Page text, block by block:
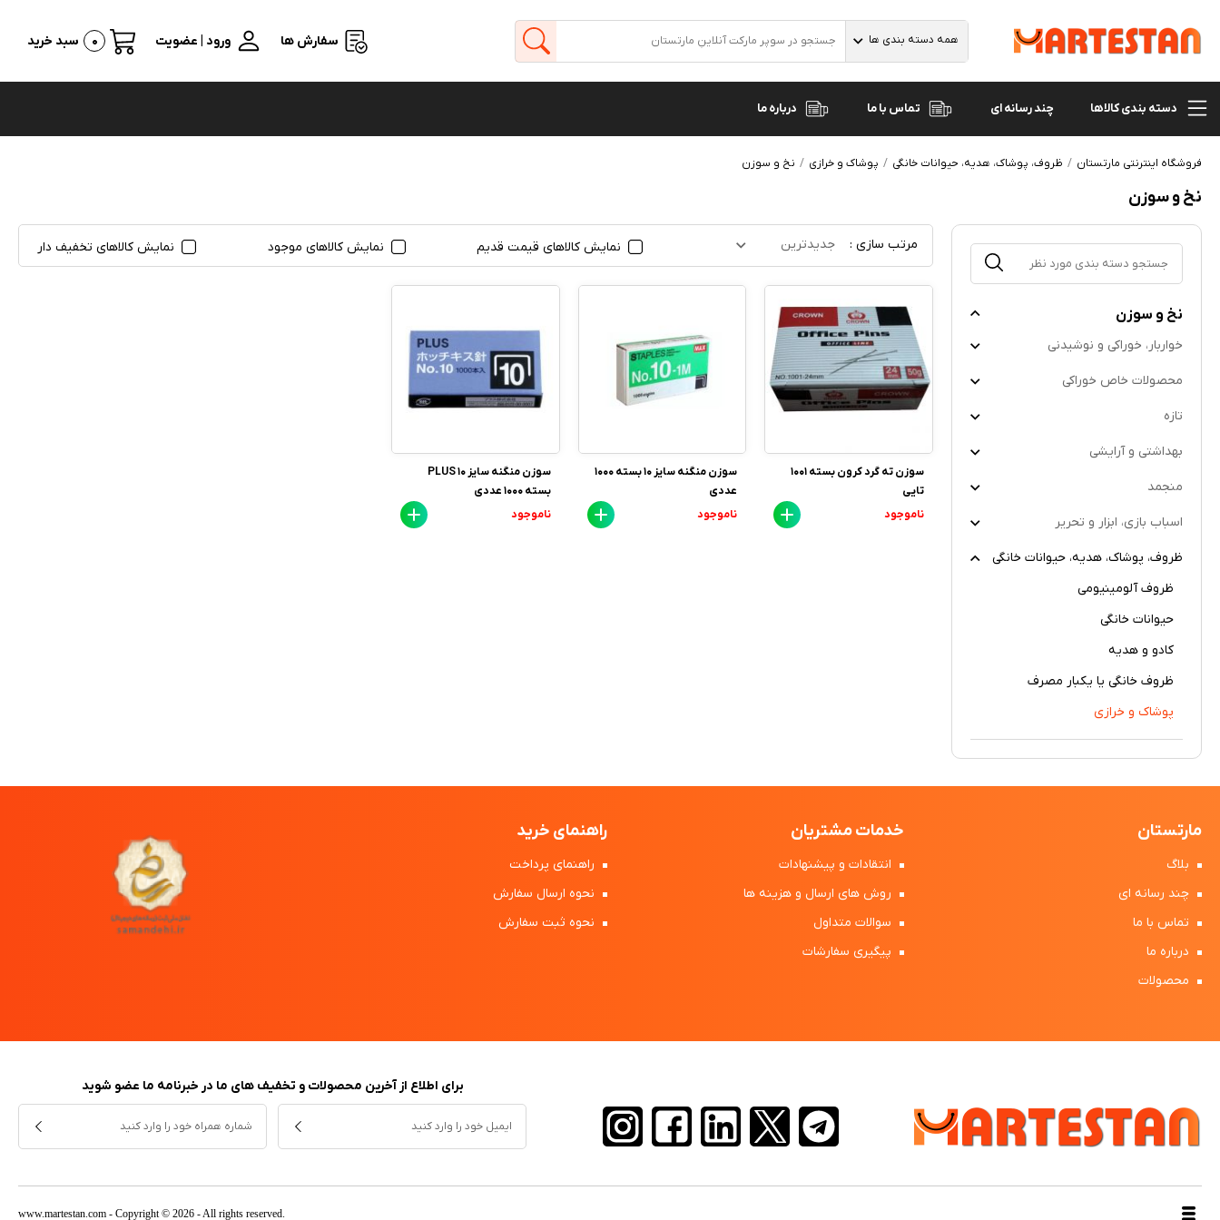
همه دسته بندی ها سفارش ها ورود | عضویت 0 سبد خرید
دسته بندی کالاها چند رسانه ای تماس با ما درباره ما
فروشگاه اینترنتی مارتستان ظروف، پوشاک، هدیه، حیوانات خانگی پوشاک و خرازی نخ و سوزن
نخ و سوزن
نخ و سوزن
خواربار، خوراکی و نوشیدنی
محصولات خاص خوراکی
تازه
بهداشتی و آرایشی
منجمد
اسباب بازی، ابزار و تحریر
ظروف، پوشاک، هدیه، حیوانات خانگی
ظروف آلومینیومی
حیوانات خانگی
کادو و هدیه
ظروف خانگی یا یکبار مصرف
پوشاک و خرازی
مرتب سازی : جدیدترین نمایش کالاهای قیمت قدیم نمایش کالاهای موجود نمایش کالاهای تخفیف دار
سوزن ته گرد کرون بسته 1001
تایی
ناموجود
سوزن منگنه سایز 10 بسته 1000
عددی
ناموجود
سوزن منگنه سایز 10 PLUS
بسته 1000 عددی
ناموجود
مارتستان
بلاگ
چند رسانه ای
تماس با ما
درباره ما
محصولات
خدمات مشتریان
انتقادات و پیشنهادات
روش های ارسال و هزینه ها
سوالات متداول
پیگیری سفارشات
راهنمای خرید
راهنمای پرداخت
نحوه ارسال سفارش
نحوه ثبت سفارش
برای اطلاع از آخرین محصولات و تخفیف های ما در خبرنامه ما عضو شوید
www.martestan.com - Copyright © 2026 - All rights reserved.